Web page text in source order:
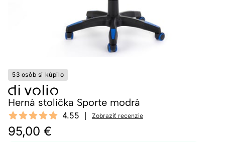
53 osôb si kúpilo
Herná stolička Sporte modrá
Reviews
4.55 out of 5 stars 4.55 Zobraziť recenzie
95,00 €